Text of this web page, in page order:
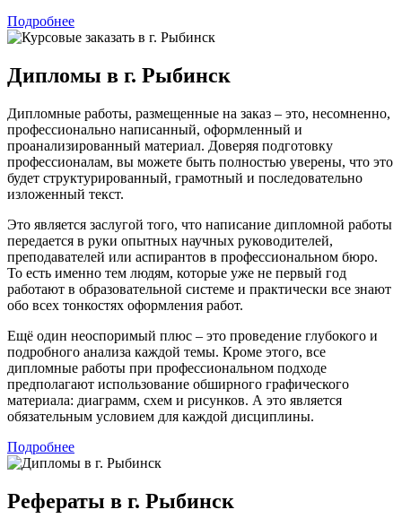
Подробнее
Дипломы в г. Рыбинск
Дипломные работы, размещенные на заказ – это, несомненно,
профессионально написанный, оформленный и
проанализированный материал. Доверяя подготовку
профессионалам, вы можете быть полностью уверены, что это
будет структурированный, грамотный и последовательно
изложенный текст.
Это является заслугой того, что написание дипломной работы
передается в руки опытных научных руководителей,
преподавателей или аспирантов в профессиональном бюро.
То есть именно тем людям, которые уже не первый год
работают в образовательной системе и практически все знают
обо всех тонкостях оформления работ.
Ещё один неоспоримый плюс – это проведение глубокого и
подробного анализа каждой темы. Кроме этого, все
дипломные работы при профессиональном подходе
предполагают использование обширного графического
материала: диаграмм, схем и рисунков. А это является
обязательным условием для каждой дисциплины.
Подробнее
Рефераты в г. Рыбинск